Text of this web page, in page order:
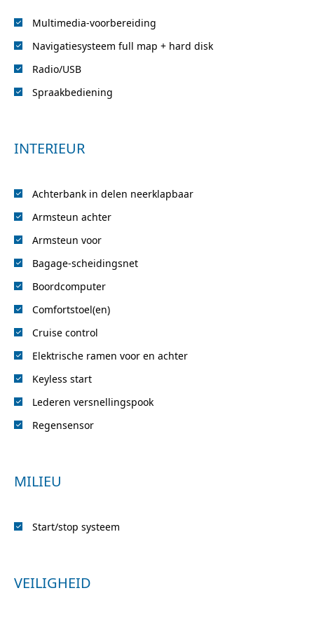
Multimedia-voorbereiding
Navigatiesysteem full map + hard disk
Radio/USB
Spraakbediening
INTERIEUR
Achterbank in delen neerklapbaar
Armsteun achter
Armsteun voor
Bagage-scheidingsnet
Boordcomputer
Comfortstoel(en)
Cruise control
Elektrische ramen voor en achter
Keyless start
Lederen versnellingspook
Regensensor
MILIEU
Start/stop systeem
VEILIGHEID